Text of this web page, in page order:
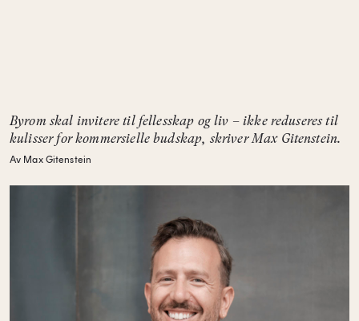
Byrom skal invitere til fellesskap og liv – ikke reduseres til
kulisser for kommersielle budskap, skriver Max Gitenstein.
Av Max Gitenstein